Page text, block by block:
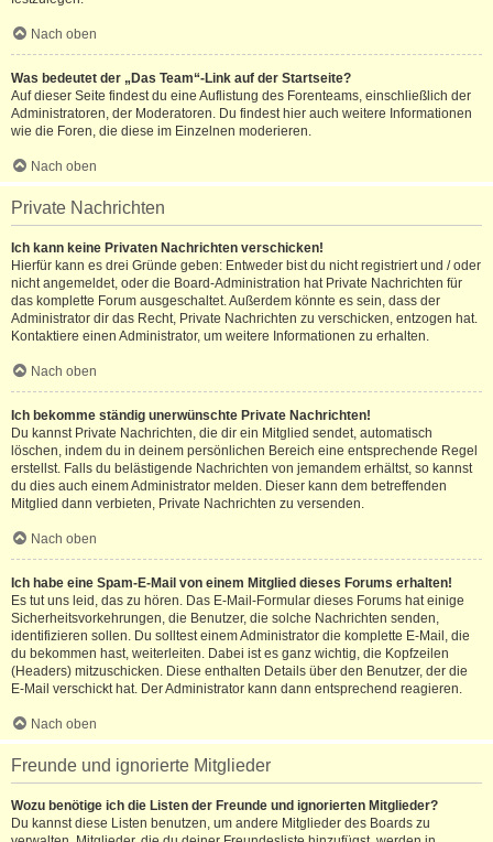
Nach oben
Was bedeutet der „Das Team“-Link auf der Startseite?
Auf dieser Seite findest du eine Auflistung des Forenteams, einschließlich der
Administratoren, der Moderatoren. Du findest hier auch weitere Informationen
wie die Foren, die diese im Einzelnen moderieren.
Nach oben
Private Nachrichten
Ich kann keine Privaten Nachrichten verschicken!
Hierfür kann es drei Gründe geben: Entweder bist du nicht registriert und / oder
nicht angemeldet, oder die Board-Administration hat Private Nachrichten für
das komplette Forum ausgeschaltet. Außerdem könnte es sein, dass der
Administrator dir das Recht, Private Nachrichten zu verschicken, entzogen hat.
Kontaktiere einen Administrator, um weitere Informationen zu erhalten.
Nach oben
Ich bekomme ständig unerwünschte Private Nachrichten!
Du kannst Private Nachrichten, die dir ein Mitglied sendet, automatisch
löschen, indem du in deinem persönlichen Bereich eine entsprechende Regel
erstellst. Falls du belästigende Nachrichten von jemandem erhältst, so kannst
du dies auch einem Administrator melden. Dieser kann dem betreffenden
Mitglied dann verbieten, Private Nachrichten zu versenden.
Nach oben
Ich habe eine Spam-E-Mail von einem Mitglied dieses Forums erhalten!
Es tut uns leid, das zu hören. Das E-Mail-Formular dieses Forums hat einige
Sicherheitsvorkehrungen, die Benutzer, die solche Nachrichten senden,
identifizieren sollen. Du solltest einem Administrator die komplette E-Mail, die
du bekommen hast, weiterleiten. Dabei ist es ganz wichtig, die Kopfzeilen
(Headers) mitzuschicken. Diese enthalten Details über den Benutzer, der die
E-Mail verschickt hat. Der Administrator kann dann entsprechend reagieren.
Nach oben
Freunde und ignorierte Mitglieder
Wozu benötige ich die Listen der Freunde und ignorierten Mitglieder?
Du kannst diese Listen benutzen, um andere Mitglieder des Boards zu